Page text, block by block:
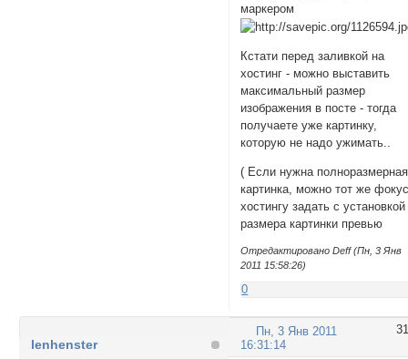
маркером
Кстати перед заливкой на
хостинг - можно выставить
максимальный размер
изображения в посте - тогда
получаете уже картинку,
которую не надо ужимать..
( Если нужна полноразмерная
картинка, можно тот же
хостингу задать с установкой
размера картинки превью
Отредактировано Deff (Пн, 3 Янв
2011 15:58:26)
0
31
Пн, 3 Янв 2011
16:31:14
lenhenster